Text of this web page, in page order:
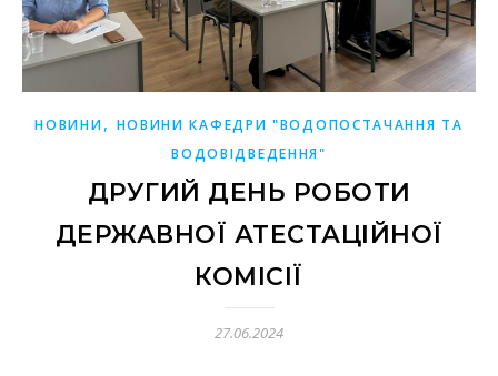
НОВИНИ, НОВИНИ КАФЕДРИ "ВОДОПОСТАЧАННЯ ТА
ВОДОВІДВЕДЕННЯ"
ДРУГИЙ ДЕНЬ РОБОТИ
ДЕРЖАВНОЇ АТЕСТАЦІЙНОЇ
КОМІСІЇ
27.06.2024